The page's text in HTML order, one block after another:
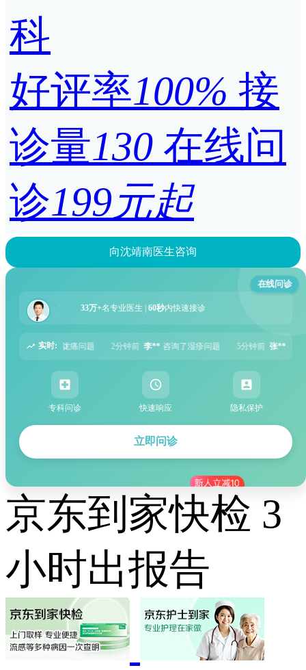
科
好评率100% 接
诊量130 在线问
诊199元起
向沈靖南医生咨询
在线问诊
33万+名专业医生 | 60秒内快速接诊
实时:
李** 咨询了湿疹问题 5分钟前 张** 咨询了过敏性鼻炎问题 6分钟前
专科问诊 快速响应 隐私保护
立即问诊
京东到家快检 3
小时出报告